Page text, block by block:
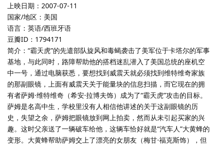
上映日期：2007-07-11
国家/地区：美国
语言：英语/西班牙语
豆瓣ID：1794171
简介：“霸天虎”的先遣部队旋风和毒蝎袭击了美军位于卡塔尔的军事
基地，与此同时，路障帮助他的搭档迷乱潜入了美国总统的座机空
中一号，通过电脑获悉，要想找到威震天就必须找到维特维奇家族
的那副眼镜，上面有威震天关于能量块的信息扫描，而它现在的拥
有者萨姆·维特维奇（希安·拉博夫饰）成为了“霸天虎”攻击的目标。
萨姆是名高中生，学校里没有人相信他讲述的关于这副眼镜的历
史，失望之余，萨姆把眼镜放到网上拍卖，然而从未引起买家的兴
趣。这时父亲送了一辆破车给他，这辆车恰好就是“汽车人”大黄蜂的
变形。大黄蜂帮助萨姆交上了漂亮的女朋友（梅甘·福克斯饰），但